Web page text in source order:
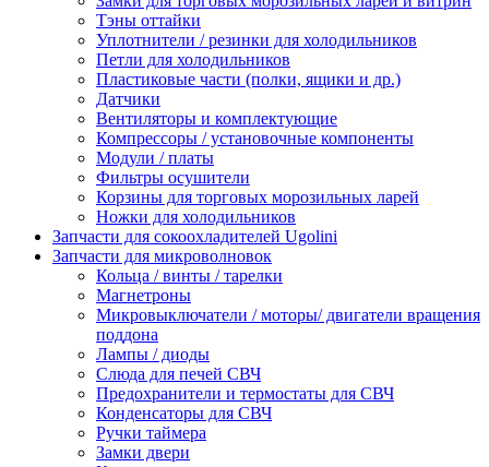
Тэны оттайки
Уплотнители / резинки для холодильников
Петли для холодильников
Пластиковые части (полки, ящики и др.)
Датчики
Вентиляторы и комплектующие
Компрессоры / установочные компоненты
Модули / платы
Фильтры осушители
Корзины для торговых морозильных ларей
Ножки для холодильников
Запчасти для сокоохладителей Ugolini
Запчасти для микроволновок
Кольца / винты / тарелки
Магнетроны
Микровыключатели / моторы/ двигатели вращения
поддона
Лампы / диоды
Слюда для печей СВЧ
Предохранители и термостаты для СВЧ
Конденсаторы для СВЧ
Ручки таймера
Замки двери